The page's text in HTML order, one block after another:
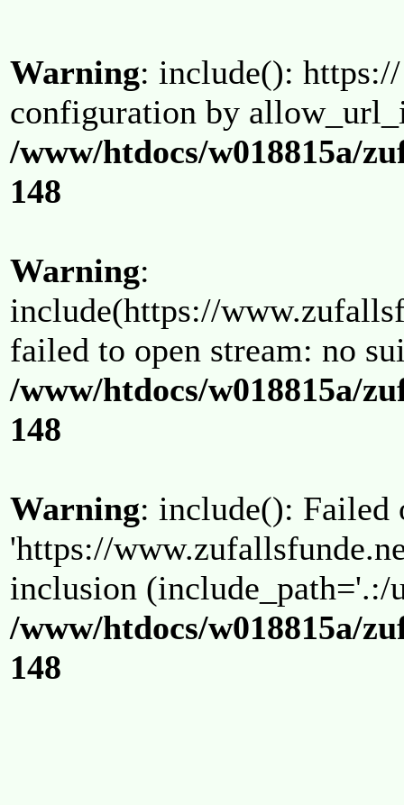
Warning: include():
configuration by
/www/htdocs/w018815a/
148
Warning:
include(https://
failed to open stream: no
/www/htdocs/w018815a/
148
Warning: include(): Failed
'https://
inclusion (include_path='.:/
/www/htdocs/w018815a/
148